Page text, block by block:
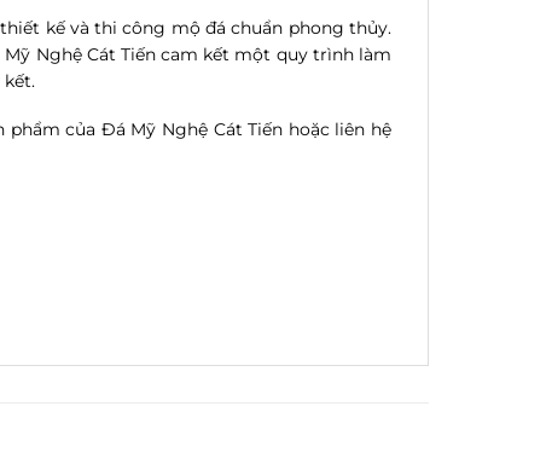
kế và thi công mộ đá chuẩn phong thủy.
Nghệ Cát Tiến cam kết một quy trình làm
phẩm của Đá Mỹ Nghệ Cát Tiến hoặc liên hệ